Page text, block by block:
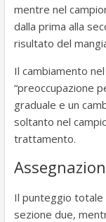
mentre nel
dalla prima alla
risultato del
Il cambiamento
“preoccupazione
graduale e un
soltanto nel
trattamento.
Il punteggio
sezione due,